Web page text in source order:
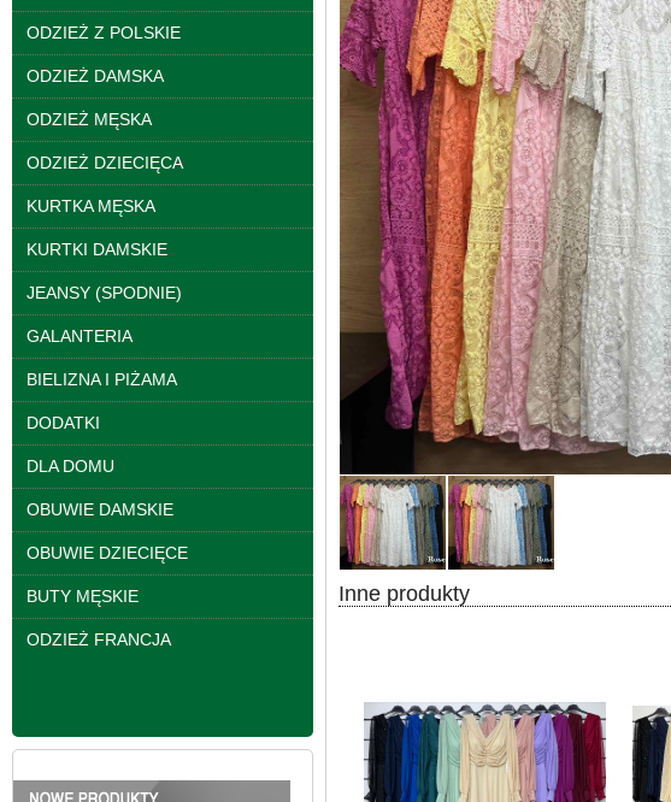
ODZIEŻ Z POLSKIE
ODZIEŻ DAMSKA
ODZIEŻ MĘSKA
ODZIEŻ DZIECIĘCA
KURTKA MĘSKA
KURTKI DAMSKIE
JEANSY (SPODNIE)
GALANTERIA
BIELIZNA I PIŻAMA
DODATKI
DLA DOMU
OBUWIE DAMSKIE
OBUWIE DZIECIĘCE
BUTY MĘSKIE
ODZIEŻ FRANCJA
szczegóły
Kurtki damskie
skórzana Roz S-XL, 1
Kolor Paczka 5 szt
95.00 zł
szczegóły
Inne produkty